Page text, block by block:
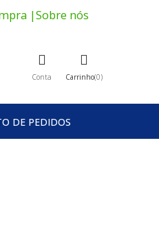
|Sobre nós
Conta Carrinho 0
DE PEDIDOS